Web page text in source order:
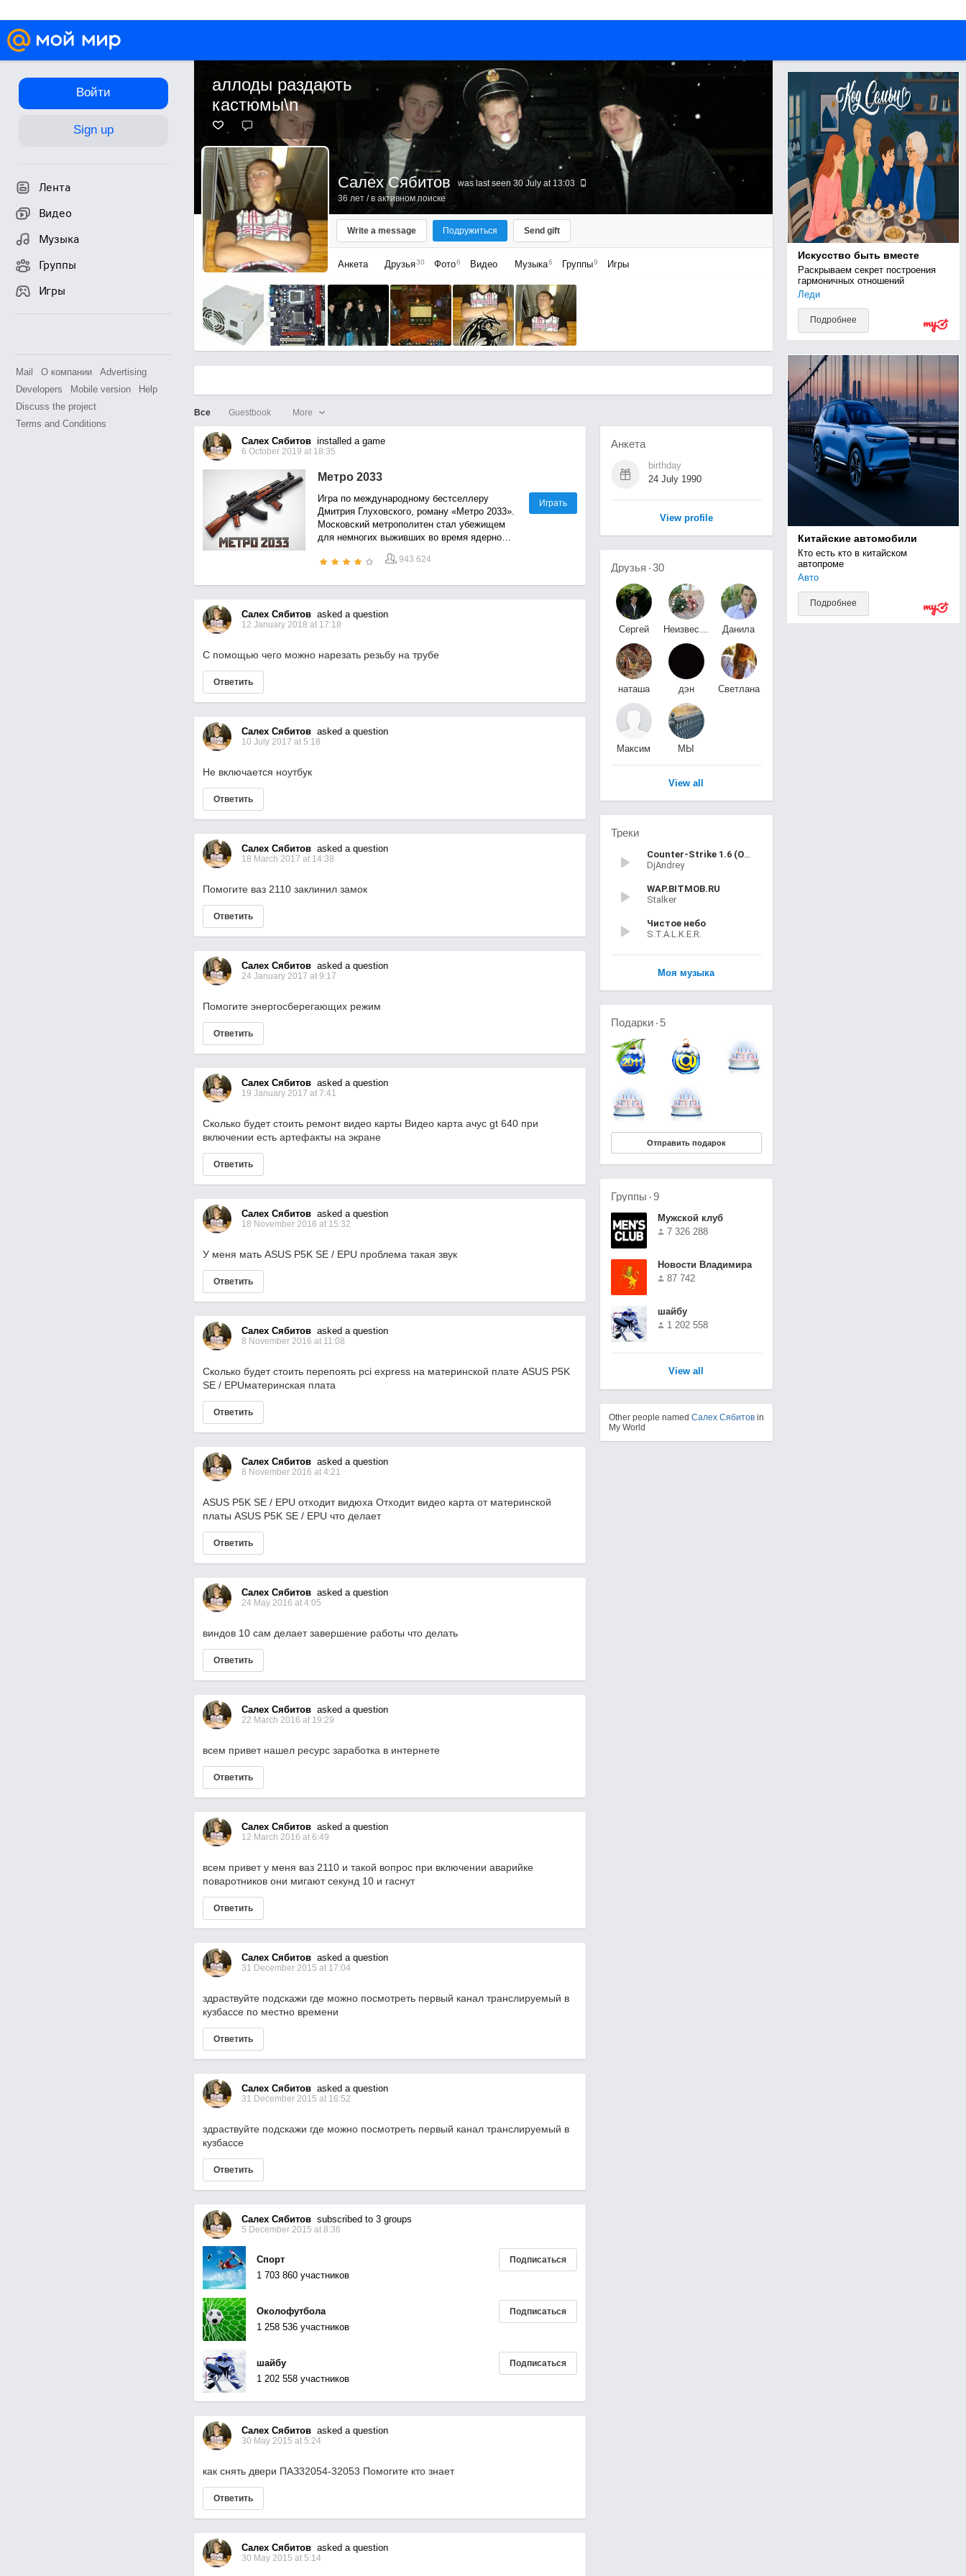
Войти
Sign up
Лента
Видео
Музыка
Группы
Игры
Mail О компании
Advertising
Developers
Mobile version
Help
Discuss the project
Terms and Conditions
Салех Сябитов
was last seen 30 July at 13:03
36 лет/ в активном поиске
аллоды раздають
кастюмы\n
Write a message Подружиться Send gift
Анкета Друзья30 Фото6 Видео Музыка6 Группы9 Игры
Все Guestbook More
Салех Сябитовinstalled a game
6 October 2019 at 18:35
Метро 2033
Игра по международному бестселлеру
Дмитрия Глуховского, роману «Метро 2033».
Московский метрополитен стал убежищем
для немногих выживших во время ядерной
становятся радиация и полчища мутантов.
только от тебя...
943 624
Играть
Салех Сябитовasked a question
12 January 2018 at 17:18
С помощью чего можно нарезать резьбу на трубе
Ответить
Салех Сябитовasked a question
10 July 2017 at 5:18
Не включается ноутбук
Ответить
Салех Сябитовasked a question
18 March 2017 at 14:38
Помогите ваз 2110 заклинил замок
Ответить
Салех Сябитовasked a question
24 January 2017 at 9:17
Помогите энергосберегающих режим
Ответить
Салех Сябитовasked a question
19 January 2017 at 7:41
Сколько будет стоить ремонт видео карты Видео карта ачус gt 640 при
включении есть артефакты на экране
Ответить
Салех Сябитовasked a question
18 November 2016 at 15:32
У меня мать ASUS P5K SE / EPU проблема такая звук
Ответить
Салех Сябитовasked a question
8 November 2016 at 11:08
Сколько будет стоить перепоять pci express на материнской плате ASUS P5K
SE / EPUматеринская плата
Ответить
Салех Сябитовasked a question
8 November 2016 at 4:21
ASUS P5K SE / EPU отходит видюха Отходит видео карта от материнской
платы ASUS P5K SE / EPU что делает
Ответить
Салех Сябитовasked a question
24 May 2016 at 4:05
виндов 10 сам делает завершение работы что делать
Ответить
Салех Сябитовasked a question
22 March 2016 at 19:29
всем привет нашел ресурс заработка в интернете
Ответить
Салех Сябитовasked a question
12 March 2016 at 6:49
всем привет у меня ваз 2110 и такой вопрос при включении аварийке
поваротников они мигают секунд 10 и гаснут
Ответить
Салех Сябитовasked a question
31 December 2015 at 17:04
здраствуйте подскажи где можно посмотреть первый канал транслируемый в
кузбассе по местно времени
Ответить
Салех Сябитовasked a question
31 December 2015 at 16:52
здраствуйте подскажи где можно посмотреть первый канал транслируемый в
кузбассе
Ответить
Салех Сябитовsubscribed to 3 groups
5 December 2015 at 8:36
Спорт
1 703 860 участников
Подписаться
Околофутбола
1 258 536 участников
Подписаться
шайбу
1 202 558 участников
Подписаться
Салех Сябитовasked a question
30 May 2015 at 5:24
как снять двери ПАЗ32054-32053 Помогите кто знает
Ответить
Салех Сябитовasked a question
30 May 2015 at 5:14
Анкета
birthday
24 July 1990
View profile
Искусство быть вместе
Раскрываем секрет построения
гармоничных отношений
Леди
Подробнее
Китайские автомобили
Кто есть кто в китайском
автопроме
Авто
Подробнее
Друзья 30
Сергей
Неизвестно
Данила
наташа
дэн
Светлана
Максим
МЫ
View all
Треки
Counter-Strike 1.6 (Офигенный
DjAndrey
WAP.BITMOB.RU
Stalker
Чистое небо
S.T.A.L.K.E.R.
Моя музыка
Подарки 5
Отправить подарок
Группы 9
Мужской клуб
7 326 288
Новости Владимира
87 742
шайбу
1 202 558
View all
Other people named Салех Сябитовin
My World